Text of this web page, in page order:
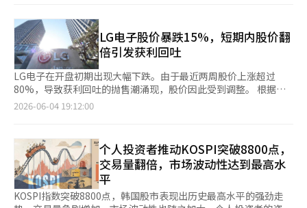
去的互联网一样，AI创新中也存在泡沫。他进一步指出：“泡沫在
于人们试图将财富转化为现金的那一刻会破裂。”目前，投资者正
在将资金投入到AI创新所带来的未来可能性中，但总有一天，他们
会开始要求实际收益，而无法满足这些要求的企业将会在竞争中被
淘汰。 达里奥的观点是自去年以来反复提出的“AI泡沫”的代表性
论据。简单来说，就是： “在过去的2~3年中，全球范围内出现了
AI投资热潮。主导力量是美国的大型科技公司。被称为‘超大规
模’的AI数据中心运营企业为了在AI时代获得主导权，投入了巨额
合计预计达到5.3万亿美元，折合人民币约8000万亿元。 要维持如
此巨额的投资，必须在AI业务中盈利。部分资金可以通过贷款或增
发股票获得，但基本上需要产生收益才能承担支出。如果AI带来的
收益低于预期，原定的CAPEX计划将受到影响。那些因模糊期待而
购买股票的投资者也不得不改变想法。” 对AI泡沫的担忧延伸至半
则上涨收盘。 Kosdaq也表现疲软，收盘报1002.44点，比前一个
交易日下跌47.29点（-4.50%）。 特别是在盘中，Kosdaq一度下
跌56.93点（-5.42%），跌至992.80点，跌破1000点。这是自3月
4日以来，Kosdaq指数首次跌破1000点。随后，随着低价买入的
资金流入，Kosdaq恢复至1000点以上，但仍在1000点初期收盘。
在Kosdaq市场上，外资净卖出1781亿韩元，主导了指数的下跌。
而个人和机构则分别净买入339亿韩元和1448亿韩元。 市值较大
的股票大多呈现下跌趋势。阿尔特基因（-4.18%）、生态工程
成工程（-16.17%）、科隆组织（-9.41%）、利诺工业
（-5.72%）、三千堂制药（-5.82%）、HLB（-3.81%）等均出现
下跌。相对而言，元益IPS（4.17%）则上涨收盘。 当天股市的急
剧下跌被认为是受到美国半导体股调整的直接影响。前一晚，美国
纽约股市中，博通（-12.59%）、美光科技（-7.74%）、闪迪
（-3.92%）、西部数据（-3.13%）等半导体相关股票均出现下
08分25秒，由于KOSPI200期货指数大幅下跌，启动了卖出熔断机
制，暂停程序卖出报价5分钟。卖出熔断机制在KOSPI200期货指数
持续下跌超过5%时启动。 前一晚，美国纽约股市三大指数表现不
一。道琼斯工业平均指数和标准普尔500指数分别上涨1.73%和
0.41%，而以技术股为主的纳斯达克综合指数则下跌0.09%。 特别
是博通公司股价暴跌12.59%，美光科技（-7.74%）、闪迪
（-3.92%）、西部数据（-3.13%）等与内存相关的股票也普遍走
弱。 证券界认为此次调整更多是获利了结，而非基本面恶化。
行周期即将到来或利率飙升导致的折现率压力加大，而是由于市场
在连续创下新高后，短期内投资者因特定事件而集中进行获利了
结。” 从资金流向来看，外资正在进行大规模净卖出。在证券市
场上，个人和机构分别净买入4472亿韩元和757亿韩元，而外资则
净卖出5508亿韩元。 市值前列的股票大多表现疲软。三星电子
（-5.97%）、SK海力士（-7.57%）、SK方正（-9.04%）、现代
LG电子股价暴跌15%，短期内股价翻
倍引发获利回吐
LG电子在开盘初期出现大幅下跌。由于最近两周股价上涨超过
80%，导致获利回吐的抛售潮涌现，股价因此受到调整。 根据韩
国交易所的数据，截至今天上午10时05分，LG电子的股价较前一
117%。在此期间，股价曾在5月21日、29日及本月1日三次触及涨
停，持续保持强劲的上涨势头。 市场分析认为，近期股价的急剧
上涨引发了投资者的获利回吐欲望，导致短期内卖出量集中。尤其
是由于股价在短时间内翻倍，选择实现收益的投资者数量明显增
加。 此外，国际信用评级机构标准普尔（S&P）于2日（当地时
2026-06-04 19:12:00
个人投资者推动KOSPI突破8800点，
交易量翻倍，市场波动性达到最高水
平
KOSPI指数突破8800点，韩国股市表现出历史最高水平的强劲走